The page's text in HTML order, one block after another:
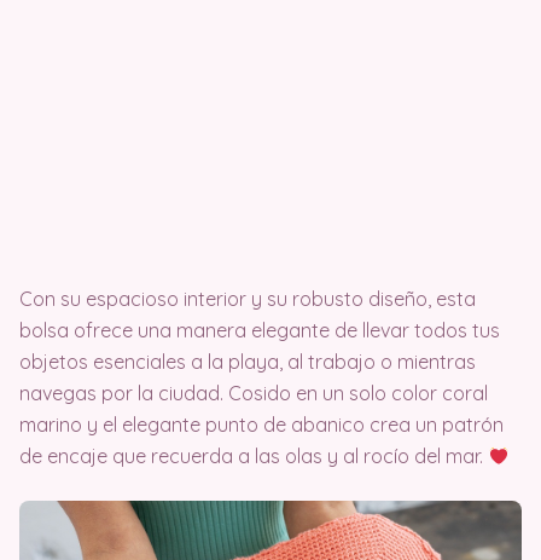
Con su espacioso interior y su robusto diseño, esta
bolsa ofrece una manera elegante de llevar todos tus
objetos esenciales a la playa, al trabajo o mientras
navegas por la ciudad. Cosido en un solo color coral
marino y el elegante punto de abanico crea un patrón
de encaje que recuerda a las olas y al rocío del mar.